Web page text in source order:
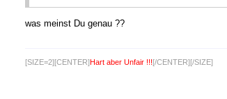
was meinst Du genau ??
[SIZE=2][CENTER] Hart aber Unfair !!! [/CENTER][/SIZE]